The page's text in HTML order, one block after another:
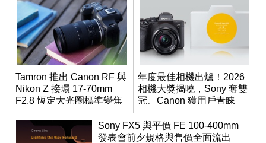
Tamron 推出 Canon RF 與
Nikon Z 接環 17-70mm
F2.8 恆定大光圈標準變焦
鏡
年度最佳相機出爐！2026
相機大獎揭曉，Sony 奪雙
冠、Canon 獲用戶青睞
Sony FX5 與平價 FE 100-400mm
發表會前夕規格與售價全面流出